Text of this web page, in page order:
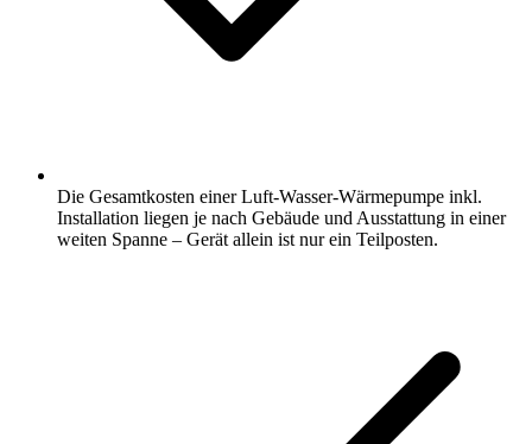
Die Gesamtkosten einer Luft-Wasser-Wärmepumpe inkl.
Installation liegen je nach Gebäude und Ausstattung in einer
weiten Spanne – Gerät allein ist nur ein Teilposten.